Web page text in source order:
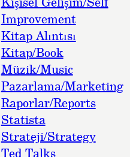
Improvement
Kitap Alıntısı
Kitap/Book
Müzik/Music
Pazarlama/Marketing
Raporlar/Reports
Statista
Strateji/Strategy
Ted Talks